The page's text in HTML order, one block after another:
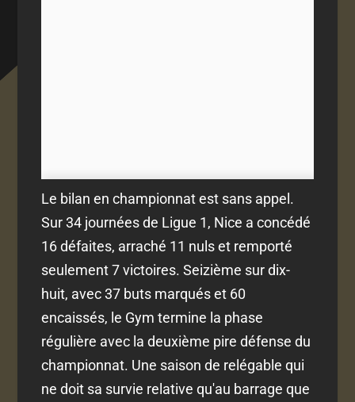
Le bilan en championnat est sans appel.
Sur 34 journées de Ligue 1, Nice a concédé
16 défaites, arraché 11 nuls et remporté
seulement 7 victoires. Seizième sur dix-
huit, avec 37 buts marqués et 60
encaissés, le Gym termine la phase
régulière avec la deuxième pire défense du
championnat. Une saison de relégable qui
ne doit sa survie relative qu'au barrage que